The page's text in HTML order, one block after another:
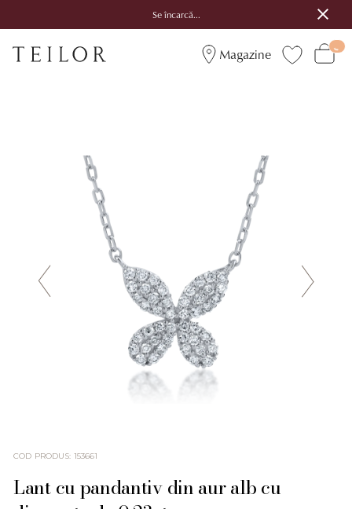
Se încarcă...
Magazine
COD PRODUS: 153661
Lant cu pandantiv din aur alb cu